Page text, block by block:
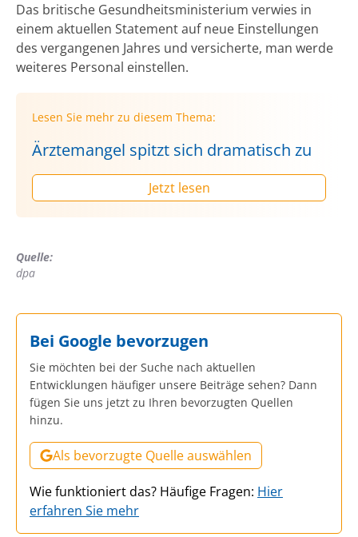
Das britische Gesundheitsministerium verwies in
einem aktuellen Statement auf neue Einstellungen
des vergangenen Jahres und versicherte, man werde
weiteres Personal einstellen.
Lesen Sie mehr zu diesem Thema:
Ärztemangel spitzt sich dramatisch zu
Jetzt lesen
Quelle:
dpa
Bei Google bevorzugen
Sie möchten bei der Suche nach aktuellen
Entwicklungen häufiger unsere Beiträge sehen? Dann
fügen Sie uns jetzt zu Ihren bevorzugten Quellen
hinzu.
Als bevorzugte Quelle auswählen
Wie funktioniert das? Häufige Fragen: Hier
erfahren Sie mehr